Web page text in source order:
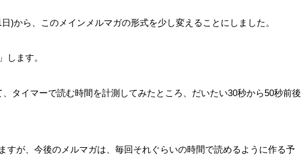
)から、このメインメルマガの形式を少し変えることにしました。
します。
タイマーで読む時間を計測してみたところ、だいたい30秒から50秒前後
すが、今後のメルマガは、毎回それぐらいの時間で読めるように作る予